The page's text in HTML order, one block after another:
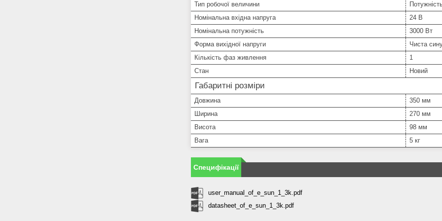
Тип робочої величини
Номінальна вхідна напруга
24 В
Номінальна потужність
3000 Вт
Форма вихідної напруги
Чиста
Кількість фаз живлення
1
Стан
Новий
Габаритні розміри
Довжина
350 мм
Ширина
270 мм
Висота
98 мм
Вага
5 кг
Специфікації
user_manual_of_e_sun_1_3k.pdf
datasheet_of_e_sun_1_3k.pdf